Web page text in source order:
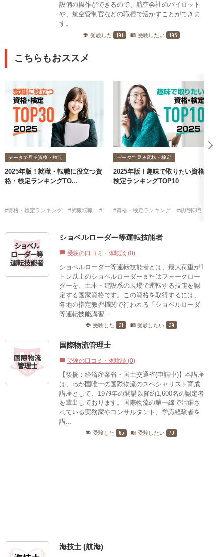
設備の操作ができるので、航空会社のパイロット
や、航空管制官などの職種で活かすことができま
す。
school 受験した 191 menu_book 受験したい 195
こちらもおススメ
データで見る資格・検定
2025年版！就職・転職に役立つ資
格・検定ランキングTO...
#資格・検定ランキング #就職転職 #アンケート #資格・検定に関するアンケート
データで見る資格・検定
2025年版！趣味で取りたい資格・
検定ランキングTOP10
#資格・検定ランキング #就職転職
ショベルローダー等運転技能者
chat_bubble 受験の口コミ・体験談 (0)
ショベルローダー等運転技能者とは、最大荷重が1
トン以上のショベルローダーまたはフォークロー
ダーを、土木・建設系の現場で運転する技能を認
定する国家資格です。この資格を取得するには、
各地の指定教習機関で行われる「ショベルローダ
等運転技能講習...
school 受験した 31 menu_book 受験したい 39
国際物流管理士
chat_bubble 受験の口コミ・体験談 (0)
【後援：経済産業省・国土交通省(申請中)】本講座
は、わが国唯一の国際物流のスペシャリスト育成
講座として、1979年の開講以降約1,600名の認定者
を輩出しております。国際物流の第一線で活躍さ
れている実務家やコンサルタント、学識経験者を
講...
school 受験した 65 menu_book 受験したい 70
海技士 (航海)